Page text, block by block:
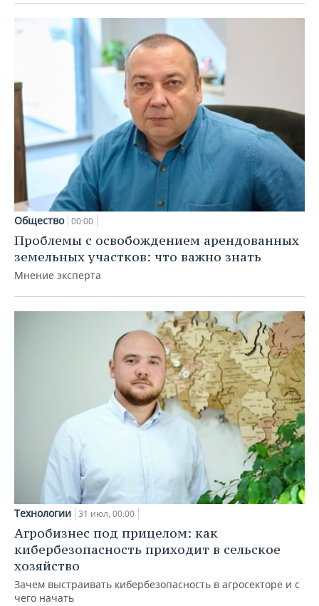
Общество 00:00
Проблемы с освобождением арендованных
земельных участков: что важно знать
Мнение эксперта
Технологии 31 июл, 00:00
Агробизнес под прицелом: как
кибербезопасность приходит в сельское
хозяйство
Зачем выстраивать кибербезопасность в агросекторе и с
чего начать